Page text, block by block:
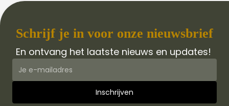
Schrijf je in voor onze nieuwsbrief
En ontvang het laatste nieuws en updates!